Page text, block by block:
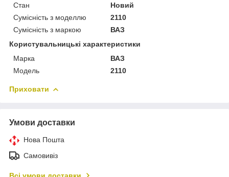
Стан
Новий
Сумісність з моделлю
2110
Сумісність з маркою
ВАЗ
Користувальницькі характеристики
Марка
ВАЗ
Модель
2110
Приховати
Умови доставки
Нова Пошта
Самовивіз
Всі умови доставки